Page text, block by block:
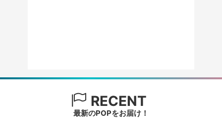
RECENT
最新のPOPをお届け！